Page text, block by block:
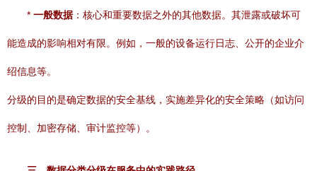
* 一般数据：核心和重要数据之外的其他数据。其泄露或破坏可
能造成的影响相对有限。例如，一般的设备运行日志、公开的企业介
绍信息等。
分级的目的是确定数据的安全基线，实施差异化的安全策略（如访问
控制、加密存储、审计监控等）。